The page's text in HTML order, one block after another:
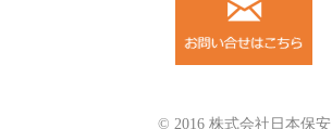
© 2016 株式会社日本保安